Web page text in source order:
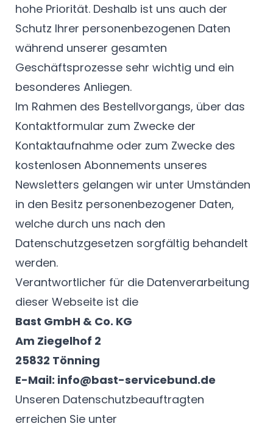
hohe Priorität. Deshalb ist uns auch der
Schutz Ihrer personenbezogenen Daten
während unserer gesamten
Geschäftsprozesse sehr wichtig und ein
besonderes Anliegen.
Im Rahmen des Bestellvorgangs, über das
Kontaktformular zum Zwecke der
Kontaktaufnahme oder zum Zwecke des
kostenlosen Abonnements unseres
Newsletters gelangen wir unter Umständen
in den Besitz personenbezogener Daten,
welche durch uns nach den
Datenschutzgesetzen sorgfältig behandelt
werden.
Verantwortlicher für die Datenverarbeitung
dieser Webseite ist die
Bast GmbH & Co. KG
Am Ziegelhof 2
25832 Tönning
E-Mail: info@bast-servicebund.de
Unseren Datenschutzbeauftragten
erreichen Sie unter